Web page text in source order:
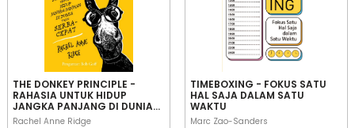
THE DONKEY PRINCIPLE -
RAHASIA UNTUK HIDUP
JANGKA PANJANG DI DUNIA
SERBACEPAT
Rachel Anne Ridge
TIMEBOXING - FOKUS SATU
HAL SAJA DALAM SATU
WAKTU
Marc Zao-Sanders